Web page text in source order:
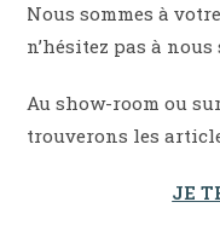
Nous sommes à
n’hésitez pas à
Au show-room ou
trouverons les
JE